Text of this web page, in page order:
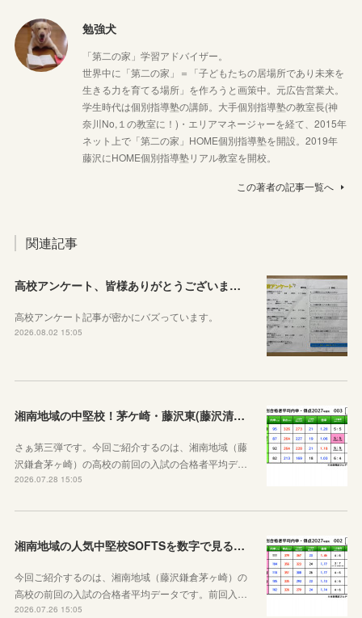
勉強犬
「第二の家」学習アドバイザー。
世界中に「第二の家」＝「子どもたちの居場所であり未来を
生きる力を育てる場所」を作ろうと画策中。元広告営業犬。
学生時代は個別指導塾の講師。大手個別指導塾の教室長(神
奈川No,１の教室に！)・エリアマネージャーを経て、2015年
ネット上で「第二の家」HOME個別指導塾を開設。2019年
藤沢にHOME個別指導塾リアル教室を開校。
この著者の記事一覧へ
関連記事
高校アンケート、皆様ありがとうございました！
高校アンケート記事が密かにバズっています。
2026.08.02 15:05
湘南地域の中堅校！茅ケ崎・藤沢東(藤沢清流)、藤沢総合、茅ヶ崎西浜高校
さぁ第三弾です。今回ご紹介するのは、湘南地域（藤
沢鎌倉茅ヶ崎）の高校の前回の入試の合格者平均デ…
2026.07.28 15:05
湘南地域の人気中堅校SOFTSを数字で見る！七里ガ浜、大船、藤沢西、湘南台、鶴嶺高校編
今回ご紹介するのは、湘南地域（藤沢鎌倉茅ヶ崎）の
高校の前回の入試の合格者平均データです。前回入…
2026.07.26 15:05